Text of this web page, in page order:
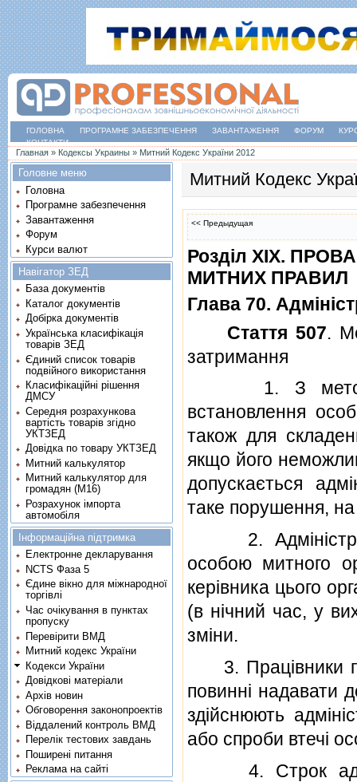
ГОЛОВНА ПРОГРАМНЕ ЗАБЕЗПЕЧЕННЯ ЗАВАНТАЖЕННЯ ФОРУМ
КОНТАКТИ
Ви є тут
Главная » Кодексы Украины » Митний Кодекс України 2012
Митний Кодекс
<< Предыдущая
Роздiл XIX.
МИТНИХ ПРАВИЛ
Глава 70.
Стаття 507.
затримання
1. З метою
встановлення
також для
якщо його
допускається
таке порушення, на
2.
особою митного
керiвника цього
(в нiчний час, у
змiни.
3. Працiвники
повиннi надавати
здiйснюють
або спроби втечi
4. Строк
Головне меню
Головна
Програмне забезпечення
Завантаження
Форум
Курси валют
Навігатор ЗЕД
База документів
Каталог документів
Добірка документів
Українська класифікація
товарів ЗЕД
Єдиний список товарів
подвійного використання
Класифікаційні рішення
ДМСУ
Середня розрахункова
вартість товарів згідно
УКТЗЕД
Довідка по товару УКТЗЕД
Митний калькулятор
Митний калькулятор для
громадян (М16)
Розрахунок імпорта
автомобіля
Інформаційна підтримка
Електронне декларування
NCTS Фаза 5
Єдине вікно для міжнародної
торгівлі
Час очікування в пунктах
пропуску
Перевірити ВМД
Митний кодекс України
Кодекси України
Довідкові матеріали
Архів новин
Обговорення законопроектів
Віддалений контроль ВМД
Перелік тестових завдань
Поширені питання
Реклама на сайті